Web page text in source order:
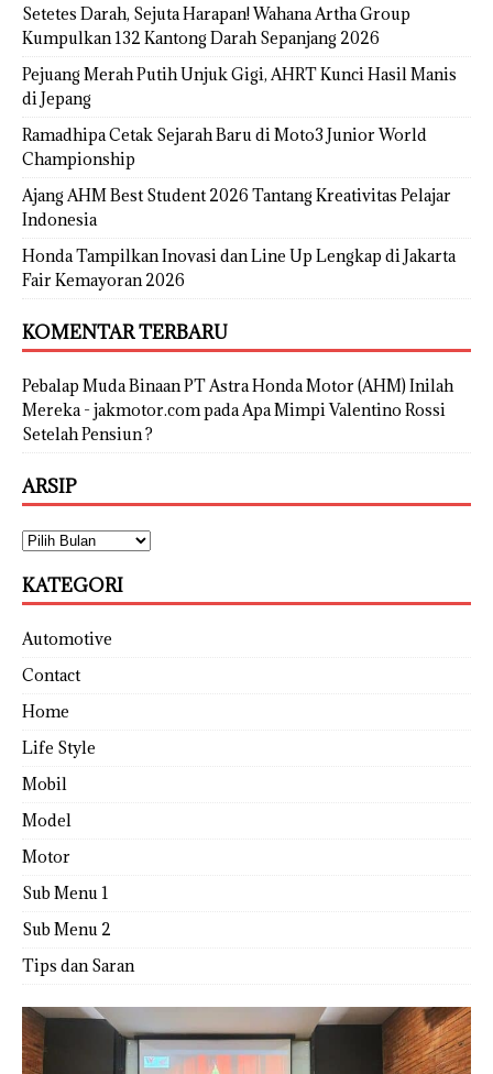
Setetes Darah, Sejuta Harapan! Wahana Artha Group
Kumpulkan 132 Kantong Darah Sepanjang 2026
Pejuang Merah Putih Unjuk Gigi, AHRT Kunci Hasil Manis
di Jepang
Ramadhipa Cetak Sejarah Baru di Moto3 Junior World
Championship
Ajang AHM Best Student 2026 Tantang Kreativitas Pelajar
Indonesia
Honda Tampilkan Inovasi dan Line Up Lengkap di Jakarta
Fair Kemayoran 2026
KOMENTAR TERBARU
Pebalap Muda Binaan PT Astra Honda Motor (AHM) Inilah
Mereka - jakmotor.compadaApa Mimpi Valentino Rossi
Setelah Pensiun ?
ARSIP
KATEGORI
Automotive
Contact
Home
Life Style
Mobil
Model
Motor
Sub Menu 1
Sub Menu 2
Tips dan Saran